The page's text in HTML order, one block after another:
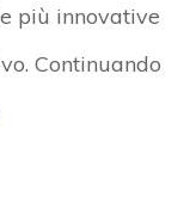
più innovative
Continuando